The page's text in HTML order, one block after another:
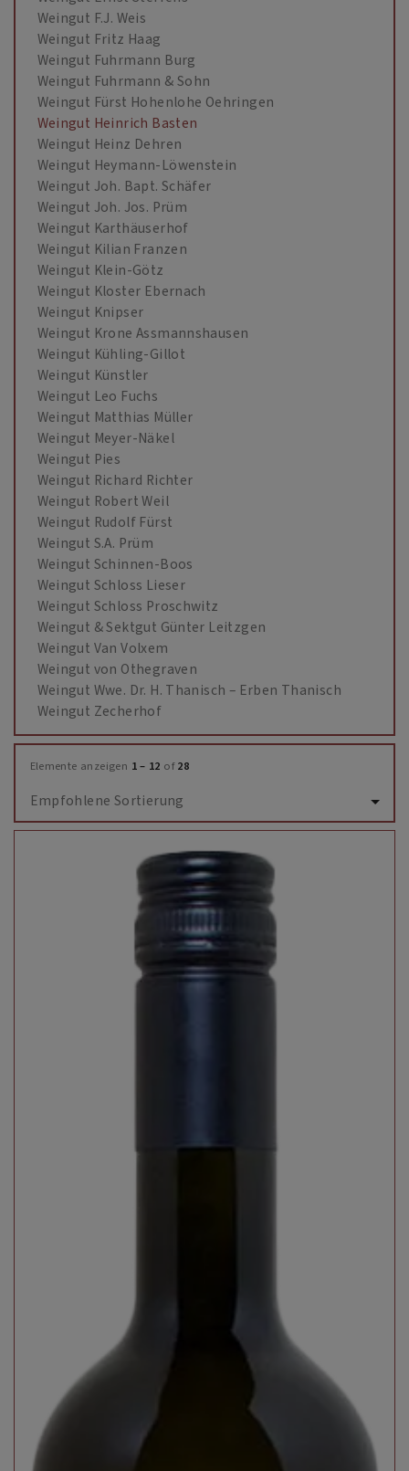
Weingut F.J. Weis
Weingut Fritz Haag
Weingut Fuhrmann Burg
Weingut Fuhrmann & Sohn
Weingut Fürst Hohenlohe Oehringen
Weingut Heinrich Basten
Weingut Heinz Dehren
Weingut Heymann-Löwenstein
Weingut Joh. Bapt. Schäfer
Weingut Joh. Jos. Prüm
Weingut Karthäuserhof
Weingut Kilian Franzen
Weingut Klein-Götz
Weingut Kloster Ebernach
Weingut Knipser
Weingut Krone Assmannshausen
Weingut Kühling-Gillot
Weingut Künstler
Weingut Leo Fuchs
Weingut Matthias Müller
Weingut Meyer-Näkel
Weingut Pies
Weingut Richard Richter
Weingut Robert Weil
Weingut Rudolf Fürst
Weingut S.A. Prüm
Weingut Schinnen-Boos
Weingut Schloss Lieser
Weingut Schloss Proschwitz
Weingut & Sektgut Günter Leitzgen
Weingut Van Volxem
Weingut von Othegraven
Weingut Wwe. Dr. H. Thanisch – Erben Thanisch
Weingut Zecherhof
Elemente anzeigen 1 – 12 of28
Empfohlene Sortierung